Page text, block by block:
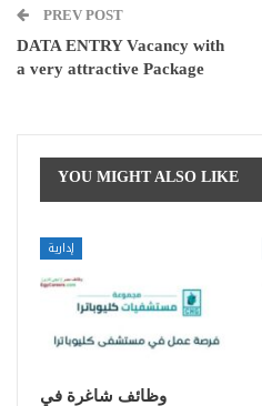
PREV POST
DATA ENTRY Vacancy with
a very attractive Package
YOU MIGHT ALSO LIKE
إدارية
وظائف شاغرة في